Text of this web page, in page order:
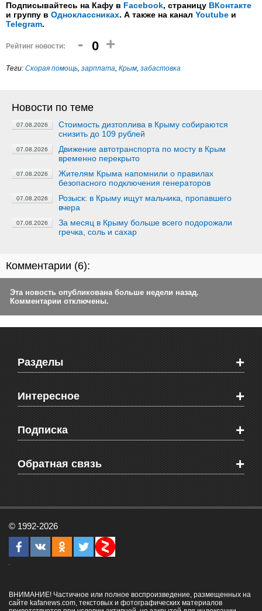
Подписывайтесь на Кафу в Facebook, страницу ВКонтакте
и группу в Одноклассниках. А также на канал Youtube и
Telegram.
Рейтинг новости: - 0 +
Теги: Скорая помощь, зарплата, Крым, забастовка
Новости по теме
07.08.2026
Стоимость дизтоплива в Крыму собираются
снизить до 109 рублей
07.08.2026
Движение автотранспорта по мосту в Крым
временно перекрыто
07.08.2026
Жителям Крыма напомнили о правилах
безопасного подключения генераторов
07.08.2026
Розыск: в Крыму ищут мальчика, пропавшего
вчера
07.08.2026
За месяц в Крыму больше всего подорожали
гречка, соль и сахар
Комментарии (6):
Эта новость опубликована больше недели назад.
Комментарии отключены.
Разделы +
Новости Феодосии
Новости Крыма
Мировые новости
Объявления
Здоровье
СМС мнения читателей
Интересное +
Видео о Феодосии
Веб-камеры Феодосии
Блоги феодосийцев
Школы Феодосии
Подписка +
Печатная версия газеты "Кафа"
RSS
Обратная связь +
Рекламодателям
Контактная информация
© 1992-2026
ВНИМАНИЕ! Частичное или полное воспроизведение, размещенных на
сайте kafanews.com, текстовых и фотографических материалов